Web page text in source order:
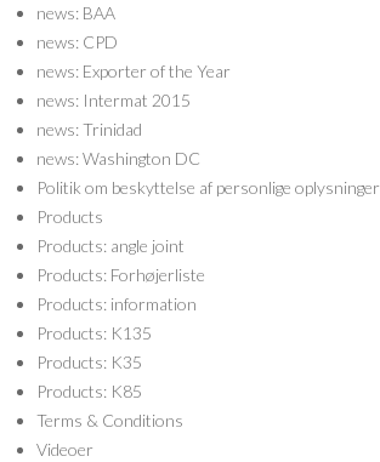
news: BAA
news: CPD
news: Exporter of the Year
news: Intermat 2015
news: Trinidad
news: Washington DC
Politik om beskyttelse af personlige oplysninger
Products
Products: angle joint
Products: Forhøjerliste
Products: information
Products: K135
Products: K35
Products: K85
Terms & Conditions
Videoer